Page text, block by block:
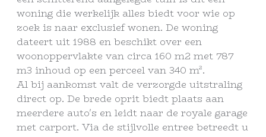
woning die werkelijk alles biedt voor wie op
zoek is naar exclusief wonen. De woning
dateert uit 1988 en beschikt over een
woonoppervlakte van circa 160 m2 met 787
m3 inhoud op een perceel van 340 m².
Al bij aankomst valt de verzorgde uitstraling
direct op. De brede oprit biedt plaats aan
meerdere auto's en leidt naar de royale garage
met carport. Via de stijlvolle entree betreedt u